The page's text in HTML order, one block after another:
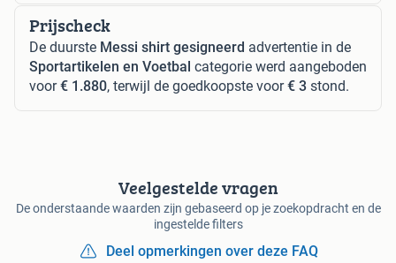
Prijscheck
De duurste Messi shirt gesigneerd advertentie in de
Sportartikelen en Voetbal categorie werd aangeboden
voor€ 1.880, terwijl de goedkoopste voor€ 3 stond.
Veelgestelde vragen
De onderstaande waarden zijn gebaseerd op je zoekopdracht en de
ingestelde filters
Deel opmerkingen over deze FAQ